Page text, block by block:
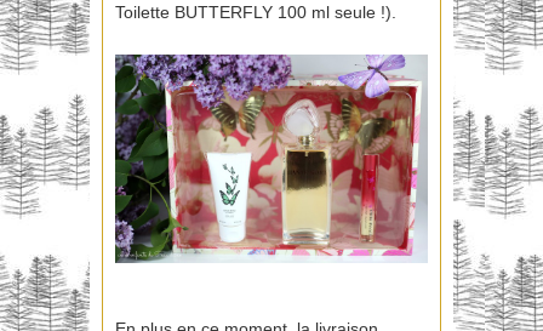
Toilette BUTTERFLY 100 ml seule !).